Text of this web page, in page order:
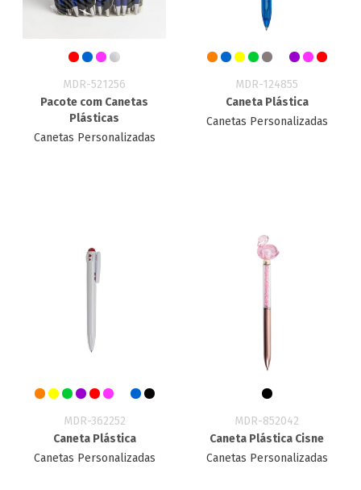
MDR-521256
Pacote com Canetas
Plásticas
Canetas Personalizadas
MDR-124855
Caneta Plástica
Canetas Personalizadas
MDR-362252
Caneta Plástica
Canetas Personalizadas
MDR-852042
Caneta Plástica Cisne
Canetas Personalizadas